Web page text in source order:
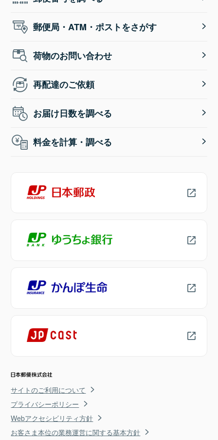
郵便局・ATM・ポストをさがす
荷物のお問い合わせ
再配達のご依頼
お届け日数を調べる
料金を計算・調べる
サイトのご利用について
プライバシーポリシー
Webアクセシビリティ方針
お客さま本位の業務運営に関する基本方針